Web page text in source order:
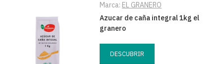
Marca: EL GRANERO
Azucar de caña integral 1kg el
granero
DESCUBRIR